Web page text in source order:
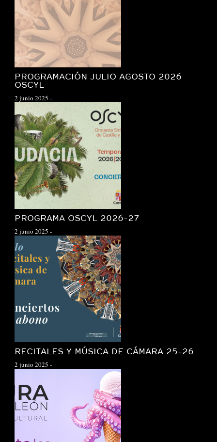
PROGRAMACIÓN JULIO AGOSTO 2026
OSCYL
2 junio 2025 -
PROGRAMA OSCYL 2026-27
2 junio 2025 -
RECITALES Y MÚSICA DE CÁMARA 25-26
2 junio 2025 -